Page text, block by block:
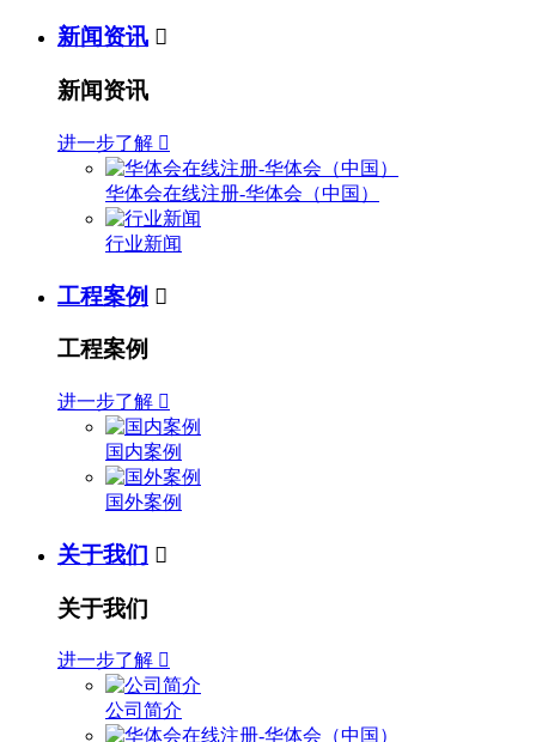
新闻资讯 
新闻资讯
进一步了解 
华体会在线注册-华体会（中国）
行业新闻
工程案例 
工程案例
进一步了解 
国内案例
国外案例
关于我们 
关于我们
进一步了解 
公司简介